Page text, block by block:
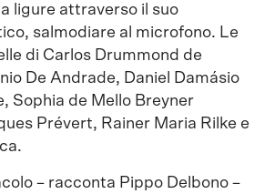
ligure attraverso il suo
salmodiare al microfono. Le
di Carlos Drummond de
De Andrade, Daniel Damásio
Sophia de Mello Breyner
Prévert, Rainer Maria Rilke e
– racconta Pippo Delbono –